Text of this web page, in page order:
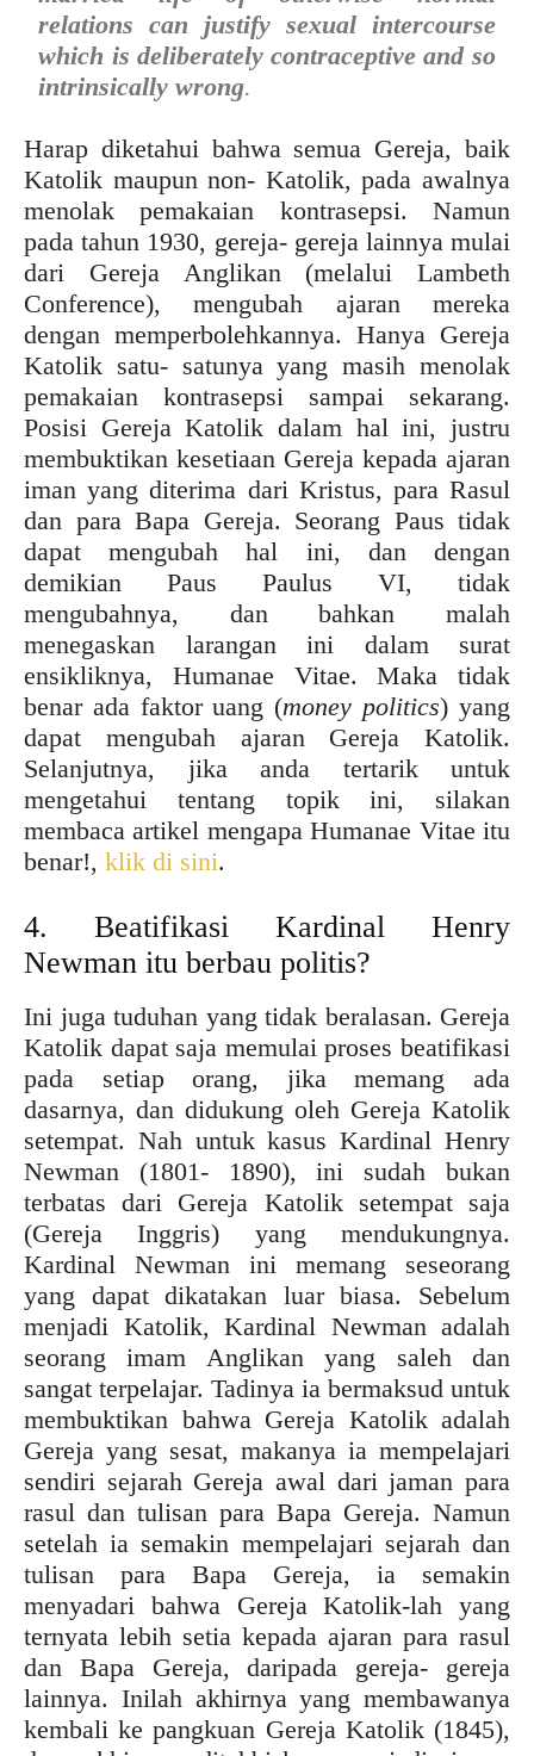
relations can justify sexual intercourse
which is deliberately contraceptive and so
intrinsically wrong.
Harap diketahui bahwa semua Gereja, baik
Katolik maupun non- Katolik, pada awalnya
menolak pemakaian kontrasepsi. Namun
pada tahun 1930, gereja- gereja lainnya mulai
dari Gereja Anglikan (melalui Lambeth
Conference), mengubah ajaran mereka
dengan memperbolehkannya. Hanya Gereja
Katolik satu- satunya yang masih menolak
pemakaian kontrasepsi sampai sekarang.
Posisi Gereja Katolik dalam hal ini, justru
membuktikan kesetiaan Gereja kepada ajaran
iman yang diterima dari Kristus, para Rasul
dan para Bapa Gereja. Seorang Paus tidak
dapat mengubah hal ini, dan dengan
demikian Paus Paulus VI, tidak
mengubahnya, dan bahkan malah
menegaskan larangan ini dalam surat
ensikliknya, Humanae Vitae. Maka tidak
benar ada faktor uang (money politics) yang
dapat mengubah ajaran Gereja Katolik.
Selanjutnya, jika anda tertarik untuk
mengetahui tentang topik ini, silakan
membaca artikel mengapa Humanae Vitae itu
benar!, klik di sini.
4. Beatifikasi Kardinal Henry
Newman itu berbau politis?
Ini juga tuduhan yang tidak beralasan. Gereja
Katolik dapat saja memulai proses beatifikasi
pada setiap orang, jika memang ada
dasarnya, dan didukung oleh Gereja Katolik
setempat. Nah untuk kasus Kardinal Henry
Newman (1801- 1890), ini sudah bukan
terbatas dari Gereja Katolik setempat saja
(Gereja Inggris) yang mendukungnya.
Kardinal Newman ini memang seseorang
yang dapat dikatakan luar biasa. Sebelum
menjadi Katolik, Kardinal Newman adalah
seorang imam Anglikan yang saleh dan
sangat terpelajar. Tadinya ia bermaksud untuk
membuktikan bahwa Gereja Katolik adalah
Gereja yang sesat, makanya ia mempelajari
sendiri sejarah Gereja awal dari jaman para
rasul dan tulisan para Bapa Gereja. Namun
setelah ia semakin mempelajari sejarah dan
tulisan para Bapa Gereja, ia semakin
menyadari bahwa Gereja Katolik-lah yang
ternyata lebih setia kepada ajaran para rasul
dan Bapa Gereja, daripada gereja- gereja
lainnya. Inilah akhirnya yang membawanya
kembali ke pangkuan Gereja Katolik (1845),